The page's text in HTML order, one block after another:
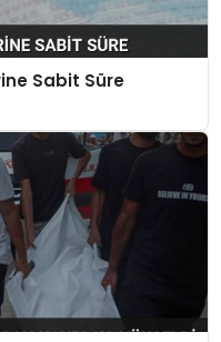
Sabit Süre